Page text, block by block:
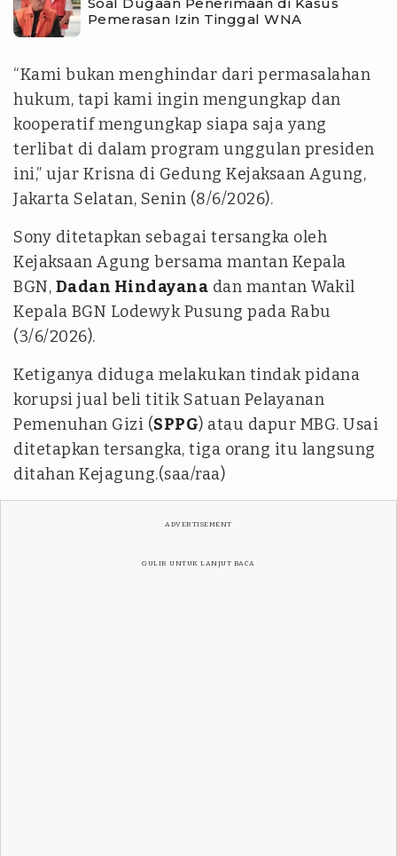
Pemerasan Izin Tinggal WNA
“Kami bukan menghindar dari permasalahan
hukum, tapi kami ingin mengungkap dan
kooperatif mengungkap siapa saja yang
terlibat di dalam program unggulan presiden
ini,” ujar Krisna di Gedung Kejaksaan Agung,
Jakarta Selatan, Senin (8/6/2026).
Sony ditetapkan sebagai tersangka oleh
Kejaksaan Agung bersama mantan Kepala
BGN, Dadan Hindayana dan mantan Wakil
Kepala BGN Lodewyk Pusung pada Rabu
(3/6/2026).
Ketiganya diduga melakukan tindak pidana
korupsi jual beli titik Satuan Pelayanan
Pemenuhan Gizi (SPPG) atau dapur MBG. Usai
ditetapkan tersangka, tiga orang itu langsung
ditahan Kejagung.(saa/raa)
ADVERTISEMENT
GULIR UNTUK LANJUT BACA